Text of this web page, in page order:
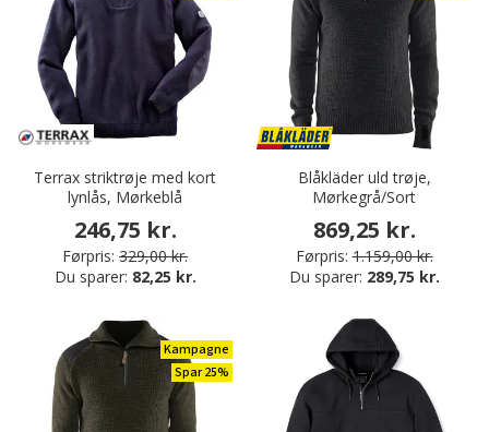
Terrax striktrøje med kort
lynlås, Mørkeblå
246,75 kr.
Førpris: 329,00 kr.
Du sparer: 82,25 kr.
Blåkläder uld trøje,
Mørkegrå/Sort
869,25 kr.
Førpris: 1.159,00 kr.
Du sparer: 289,75 kr.
Kampagne
Spar 25%